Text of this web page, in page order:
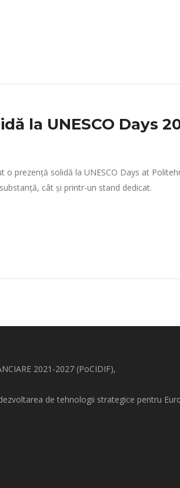
la UNESCO Days
o prezență solidă la UNESCO Days at
cât și printr-un stand dedicat.
2021-2027 (PoCIDIF),
de tehnologii strategice pentru